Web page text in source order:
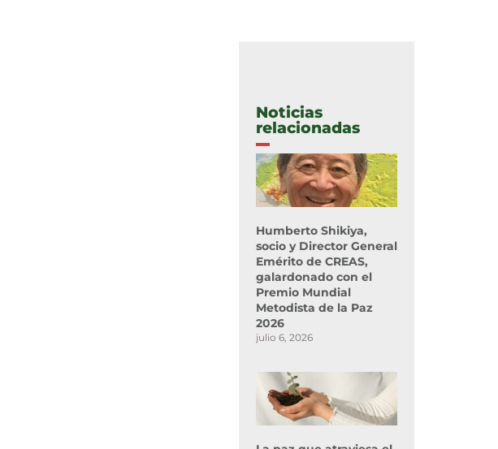
Noticias
relacionadas
Humberto Shikiya,
socio y Director General
Emérito de CREAS,
galardonado con el
Premio Mundial
Metodista de la Paz
2026
julio 6, 2026